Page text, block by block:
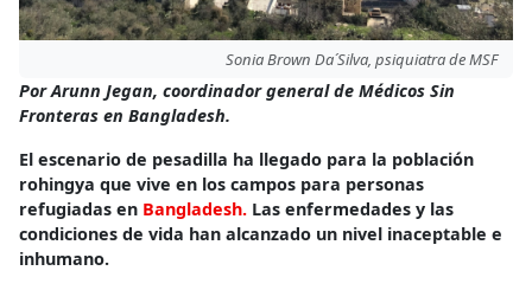
Sonia Brown Da´Silva, psiquiatra de MSF
Por Arunn Jegan, coordinador general de Médicos Sin
Fronteras en Bangladesh.
El escenario de pesadilla ha llegado para la población
rohingya que vive en los campos para personas
refugiadas en Bangladesh. Las enfermedades y las
condiciones de vida han alcanzado un nivel inaceptable e
inhumano.